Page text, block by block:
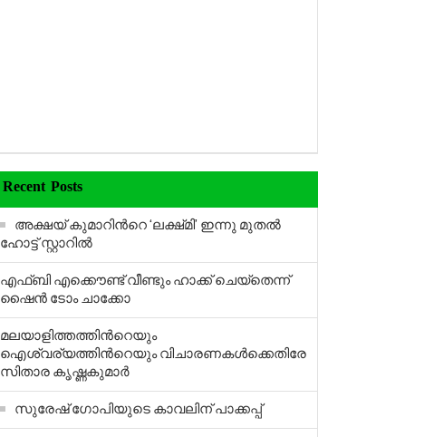
Recent Posts
അക്ഷയ് കുമാറിന്‍റെ ‘ലക്ഷ്‍മി’ ഇന്നു മുതല്‍
ഹോട്ട് സ്റ്റാറില്‍
എഫ്ബി എക്കൌണ്ട് വീണ്ടും ഹാക്ക് ചെയ്തെന്ന്
ഷൈന്‍ ടോം ചാക്കോ
മലയാളിത്തത്തിന്‍റെയും
ഐശ്വര്യത്തിന്‍റെയും വിചാരണകള്‍ക്കെതിരേ
സിതാര കൃഷ്ണകുമാര്‍
സുരേഷ് ഗോപിയുടെ കാവലിന് പാക്കപ്പ്